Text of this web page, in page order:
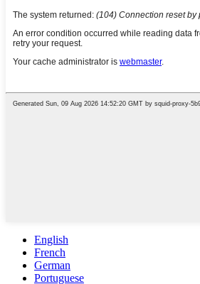
English
French
German
Portuguese